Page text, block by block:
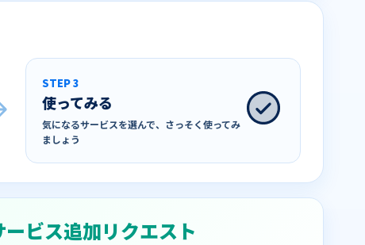
STEP 3
使ってみる
気になるサービスを選んで、さっそく使ってみ
ましょう
ビス追加リクエスト